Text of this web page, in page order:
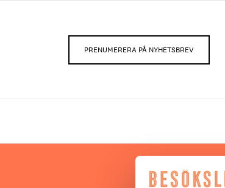
PRENUMERERA PÅ NYHETSBREV